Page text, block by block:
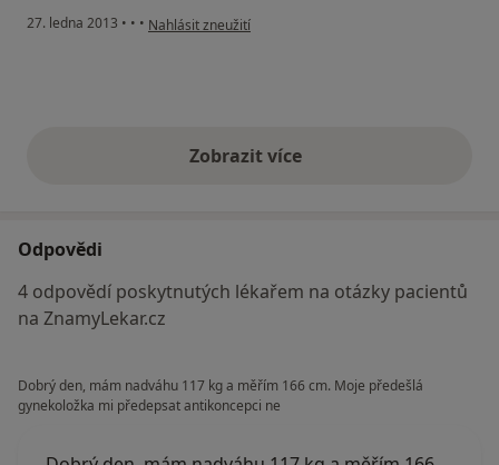
27. ledna 2013 • • • podle názoru uživatele Váš účet byl odstraněn
Nahlásit zneužití
Zobrazit vícevýše uvedené názory
Odpovědi
4 odpovědí poskytnutých lékařem na otázky pacientů
na ZnamyLekar.cz
Dobrý den, mám nadváhu 117 kg a měřím 166 cm. Moje předešlá
gynekoložka mi předepsat antikoncepci ne